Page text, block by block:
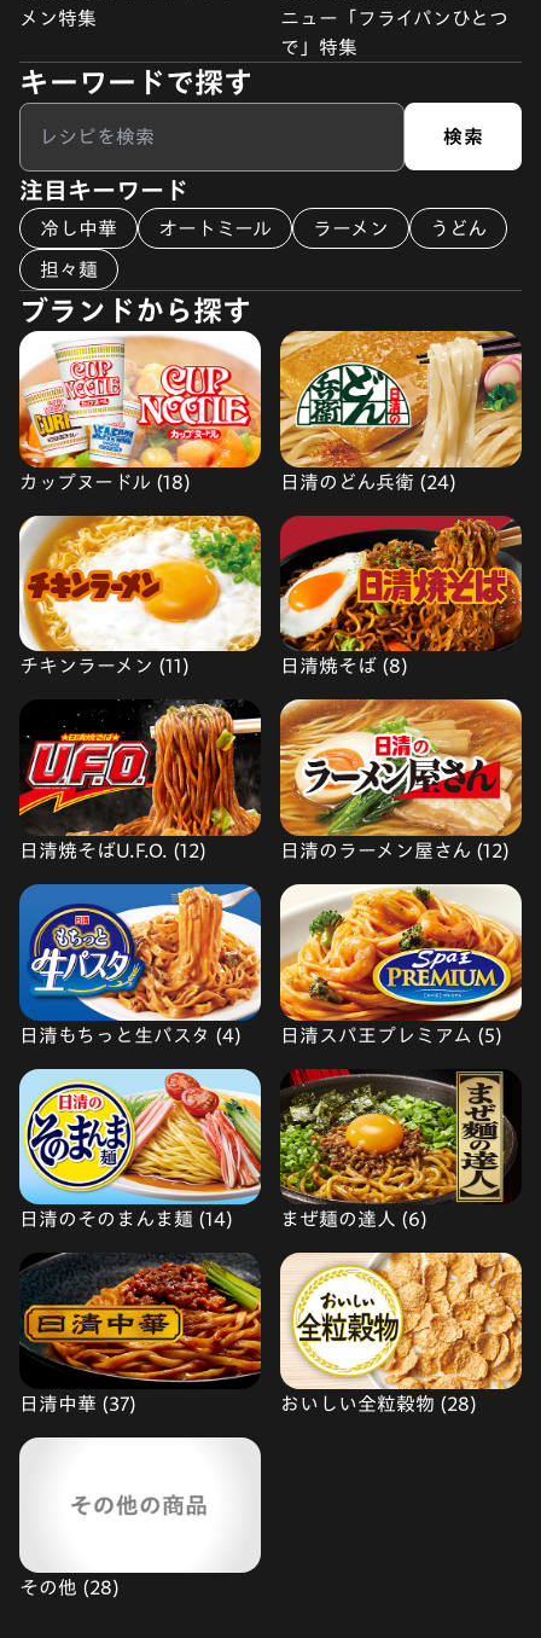
メン特集
ニュー「フライパンひとつ
で」特集
キーワードで探す
検索
注目キーワード
冷し中華 オートミール ラーメン うどん
担々麺
ブランドから探す
カップヌードル (18) 日清のどん兵衛 (24)
チキンラーメン (11) 日清焼そば (8)
日清焼そばU.F.O. (12) 日清のラーメン屋さん (12)
日清もちっと生パスタ (4) 日清スパ王プレミアム (5)
日清のそのまんま麺 (14) まぜ麺の達人 (6)
日清中華 (37) おいしい全粒穀物 (28)
その他 (28)